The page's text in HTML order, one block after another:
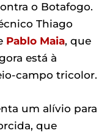
o Botafogo.
Thiago
Pablo Maia, que
está à
campo tricolor.
um alívio para
que